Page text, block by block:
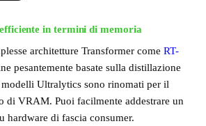
in termini di memoria
architetture Transformer come RT-
pesantemente basate sulla distillazione
Ultralytics sono rinomati per il
di VRAM. Puoi facilmente addestrare un
hardware di fascia consumer.